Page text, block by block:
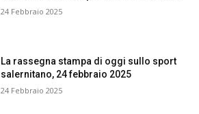
24 Febbraio 2025
La rassegna stampa di oggi sullo sport
salernitano, 24 febbraio 2025
24 Febbraio 2025